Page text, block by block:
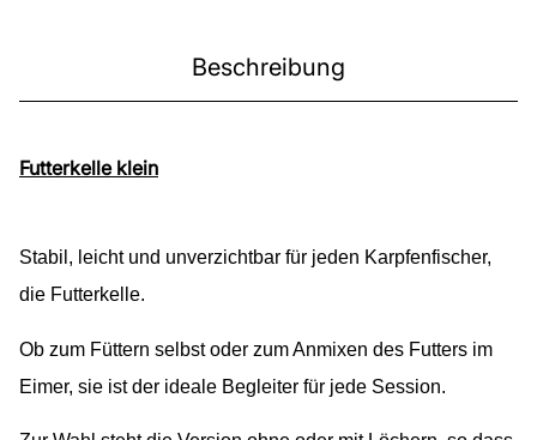
Beschreibung
Futterkelle klein
Stabil, leicht und unverzichtbar für jeden Karpfenfischer,
die Futterkelle.
Ob zum Füttern selbst oder zum Anmixen des Futters im
Eimer, sie ist der ideale Begleiter für jede Session.